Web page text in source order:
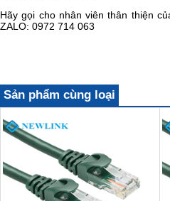
Hãy gọi cho nhân viên thân thiện
ZALO: 0972 714 063
Sản phẩm cùng loại